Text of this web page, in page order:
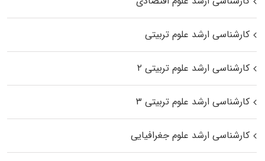
کارشناسی ارشد علوم تربیتی
کارشناسی ارشد علوم تربیتی ۲
کارشناسی ارشد علوم تربیتی ۳
کارشناسی ارشد علوم جغرافیایی